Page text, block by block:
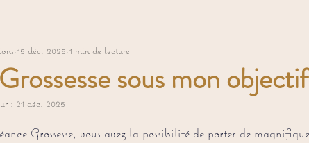
sous mon objectif
15 déc. 2025 1 min de lecture
: 21 déc. 2025
sur 5.
Grossesse, vous avez la possibilité de porter de